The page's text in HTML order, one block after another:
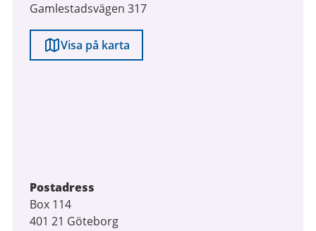
Gamlestadsvägen 317
Visa på karta
Postadress
Box 114
401 21 Göteborg